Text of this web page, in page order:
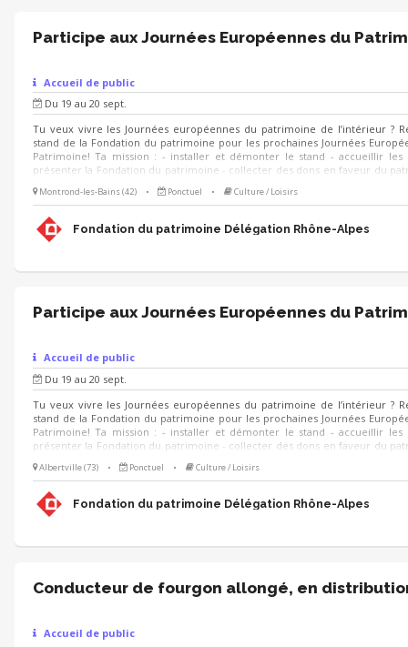
Participe aux Journées Européennes du
Accueil de public
Du 19 au 20 sept.
Tu veux vivre les Journées européennes du patrimoine de l’intérieur ?
stand de la Fondation du patrimoine pour les prochaines Journées
Patrimoine! Ta mission : - installer et démonter le stand - accueillir les
présenter la Fondation du patrimoine - collecter des dons en faveur du
le cas échéant participer à l'exécution des animations prévues sur le
échéant, animer des visites du lieu 🗓 Quand ? Les 19 et 20
participer à la valorisation du patrimoine ! (Étudiants en
tourisme, paysage, développement local).
Montrond-les-Bains (42) • Ponctuel • Culture / Loisirs
Fondation du patrimoine Délégation Rhône-Alpes
Participe aux Journées Européennes du
Accueil de public
Du 19 au 20 sept.
Tu veux vivre les Journées européennes du patrimoine de l’intérieur ?
stand de la Fondation du patrimoine pour les prochaines Journées
Patrimoine! Ta mission : - installer et démonter le stand - accueillir les
présenter la Fondation du patrimoine - collecter des dons en faveur du
échéant, animer des visites du lieu 🗓 Quand ? Les 19 et 20
participer à la valorisation du patrimoine ! (Étudiants en
tourisme, paysage, développement local).
Albertville (73) • Ponctuel • Culture / Loisirs
Fondation du patrimoine Délégation Rhône-Alpes
Conducteur de fourgon allongé, en
Accueil de public